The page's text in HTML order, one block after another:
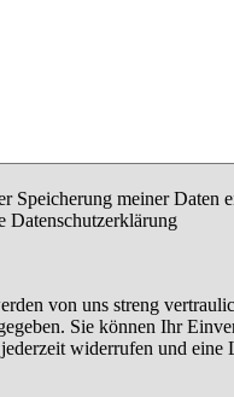
Speicherung meiner Daten
Datenschutzerklärung
von uns streng
Sie können Ihr
widerrufen und eine